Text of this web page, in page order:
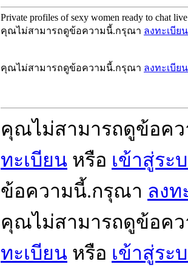
Private profiles of sexy women ready to chat live
คุณไม่สามารถดูข้อความนี้.กรุณา ลงทะเบียน
คุณไม่สามารถดูข้อความนี้.กรุณา ลงทะเบียน
คุณไม่สามารถดูข้อค
ทะเบียน หรือ เข้าสู่ระ
ข้อความนี้.กรุณา ลงท
คุณไม่สามารถดูข้อค
ทะเบียน หรือ เข้าสู่ระ